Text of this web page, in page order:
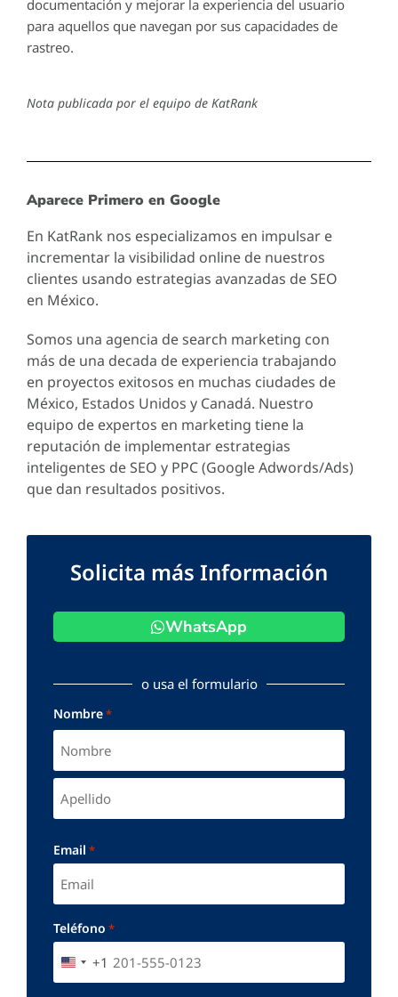
documentación y mejorar la experiencia del usuario
para aquellos que navegan por sus capacidades de
rastreo.
Nota publicada por el equipo de KatRank
Aparece Primero en Google
En KatRank nos especializamos en impulsar e
incrementar la visibilidad online de nuestros
clientes usando estrategias avanzadas de SEO
en México.
Somos una agencia de search marketing con
más de una decada de experiencia trabajando
en proyectos exitosos en muchas ciudades de
México, Estados Unidos y Canadá. Nuestro
equipo de expertos en marketing tiene la
reputación de implementar estrategias
inteligentes de SEO y PPC (Google Adwords/Ads)
que dan resultados positivos.
Solicita más Información
WhatsApp
o usa el formulario
Nombre*
Email *
Teléfono *
UNITED STATES +1
+1